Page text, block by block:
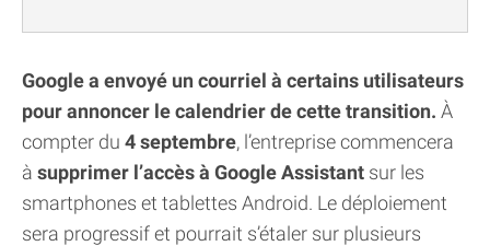
Google a envoyé un courriel à certains utilisateurs
pour annoncer le calendrier de cette transition. À
compter du 4 septembre, l’entreprise commencera
à supprimer l’accès à Google Assistant sur les
smartphones et tablettes Android. Le déploiement
sera progressif et pourrait s’étaler sur plusieurs